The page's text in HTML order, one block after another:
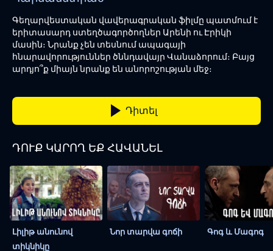
Գեղարվեստական վավերագրական ֆիլմը պատմում է
երիտասարդ ստեղծագործողներ Արենի ու Էրիկի
մասին։ Նրանք չեն տեսնում ապագայի
հնարավորություններ ծննդավայր Վանաձորում։ Բայց
արդյո՞ք միայն նրանք են անորոշության մեջ։
Դիտել
ԴՈՒՔ ԿԱՐՈՂ ԵՔ ՀԱՎԱՆԵԼ
Լիլիթ անունով
տիկնիկը
Նոր տարվա գոճի Գոգ և Մագոգ